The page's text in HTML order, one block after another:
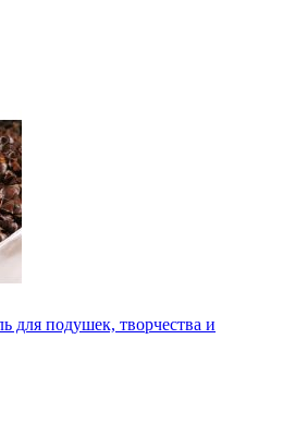
для подушек, творчества и